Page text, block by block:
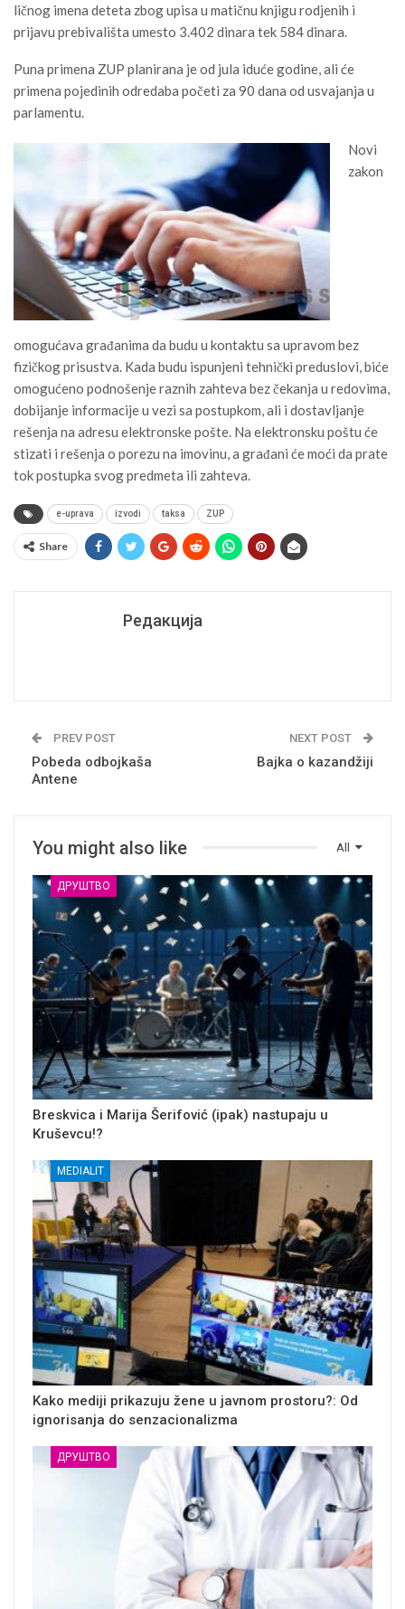
ličnog imena deteta zbog upisa u matičnu knjigu rodjenih i
prijavu prebivališta umesto 3.402 dinara tek 584 dinara.
Puna primena ZUP planirana je od jula iduće godine, ali će
primena pojedinih odredaba početi za 90 dana od usvajanja u
parlamentu.
Novi
zakon
omogućava građanima da budu u kontaktu sa upravom bez
fizičkog prisustva. Kada budu ispunjeni tehnički preduslovi, biće
omogućeno podnošenje raznih zahteva bez čekanja u redovima,
dobijanje informacije u vezi sa postupkom, ali i dostavljanje
rešenja na adresu elektronske pošte. Na elektronsku poštu će
stizati i rešenja o porezu na imovinu, a građani će moći da prate
tok postupka svog predmeta ili zahteva.
e-uprava izvodi taksa ZUP
Share
Редакција
PREV POST
Pobeda odbojkaša
Antene
NEXT POST
Bajka o kazandžiji
All
You might also like
ДРУШТВО
Breskvica i Marija Šerifović (ipak) nastupaju u
Kruševcu!?
MEDIALIT
Kako mediji prikazuju žene u javnom prostoru?: Od
ignorisanja do senzacionalizma
ДРУШТВО